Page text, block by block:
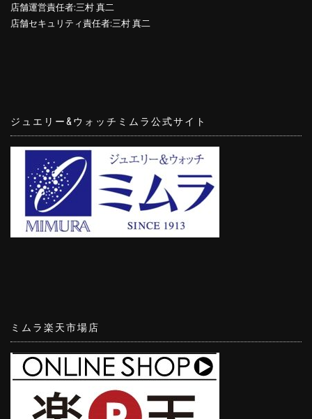
店舗運営責任者:三村 真二
店舗セキュリティ責任者:三村 真二
ジュエリー&ウォッチミムラ公式サイト
ミムラ楽天市場店